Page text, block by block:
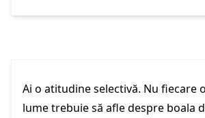
Ai o atitudine selectivă. Nu fiecare
lume trebuie să afle despre boala